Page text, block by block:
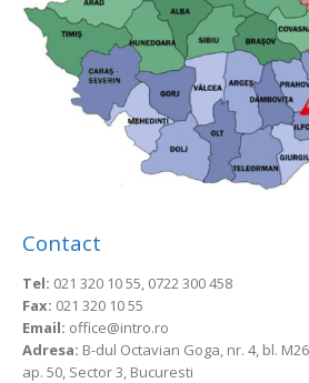
Contact
Tel: 021 320 10 55, 0722 300 458
Fax: 021 320 10 55
Email: office@intro.ro
Adresa: B-dul Octavian Goga, nr. 4, bl.
ap. 50, Sector 3, Bucuresti